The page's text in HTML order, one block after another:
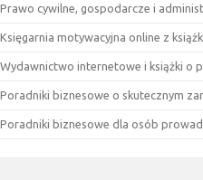
Prawo cywilne, gospodarcze i
Księgarnia motywacyjna online z
Wydawnictwo internetowe i książki o
Poradniki biznesowe o skutecznym
Poradniki biznesowe dla osób